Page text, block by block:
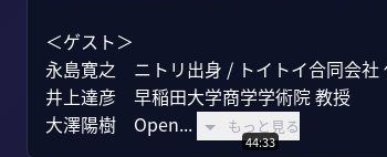
＜ゲスト＞
永島寛之　ニトリ出身 / トイトイ合同会社
井上達彦　早稲田大学商学学術院 教授
大澤陽樹　Open...
もっと見る
44:33